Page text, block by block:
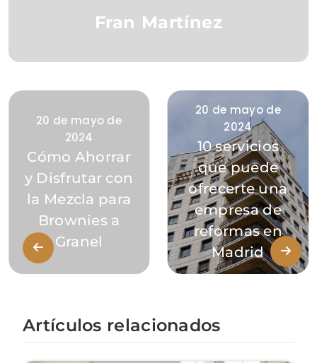
Fran Martínez
20 de mayo de
2024
Cómo Ahorrar
y Disfrutar con
la Mezcla para
Brownies a
Granel
20 de mayo de
2024
10 servicios
que puede
ofrecerte una
empresa de
reformas en
Madrid
Artículos relacionados